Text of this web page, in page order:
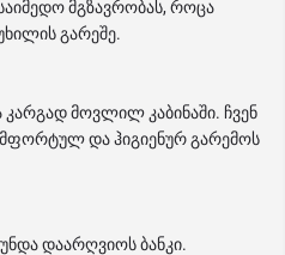
მგზავრობას, როცა
გარეშე.
მოვლილ კაბინაში. ჩვენ
და ჰიგიენურ გარემოს
დაარღვიოს ბანკი.